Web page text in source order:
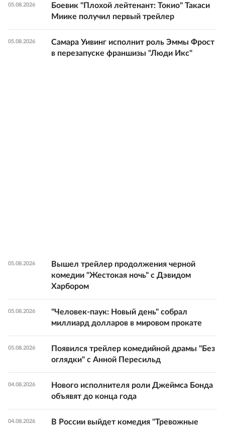
05.08.2026
Боевик "Плохой лейтенант: Токио" Такаси
Миике получил первый трейлер
05.08.2026
Самара Уивинг исполнит роль Эммы Фрост
в перезапуске франшизы "Люди Икс"
05.08.2026
Вышел трейлер продолжения черной
комедии "Жестокая ночь" с Дэвидом
Харбором
05.08.2026
"Человек-паук: Новый день" собрал
миллиард долларов в мировом прокате
05.08.2026
Появился трейлер комедийной драмы "Без
оглядки" с Анной Пересильд
04.08.2026
Нового исполнителя роли Джеймса Бонда
объявят до конца года
04.08.2026
В России выйдет комедия "Тревожные